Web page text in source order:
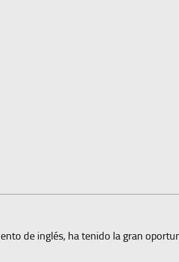
de inglés, ha tenido la gran